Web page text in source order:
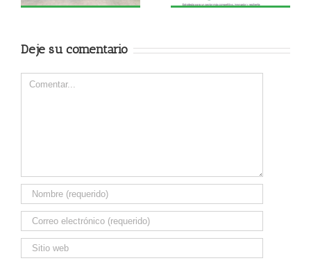
Deje su comentario
Comentar